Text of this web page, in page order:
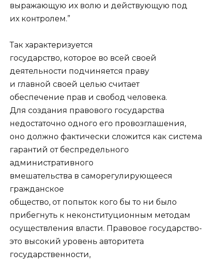
выражающую их волю и действующую под
их контролем.”
Так характеризуется
государство, которое во всей своей
деятельности подчиняется праву
и главной своей целью считает
обеспечение прав и свобод человека.
Для создания правового государства
недостаточно одного его провозглашения,
оно должно фактически сложится как система
гарантий от беспредельного
административного
вмешательства в саморегулирующееся
гражданское
общество, от попыток кого бы то ни было
прибегнуть к неконституционным методам
осуществления власти. Правовое государство-
это высокий уровень авторитета
государственности,